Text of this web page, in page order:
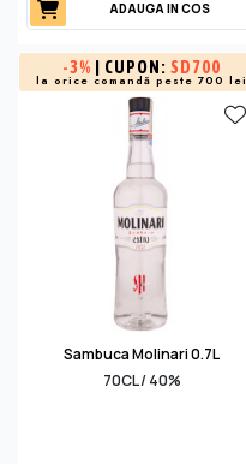
ADAUGA IN COS
-3% | CUPON: SD700
la orice comandă peste 700 lei
Sambuca Molinari 0.7L
70CL / 40%